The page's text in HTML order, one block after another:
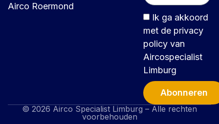
Airco Roermond
Ik ga akkoord
met de privacy
policy van
Aircospecialist
Limburg
Abonneren
Alternative:
© 2026 Airco Specialist Limburg – Alle rechten
voorbehouden